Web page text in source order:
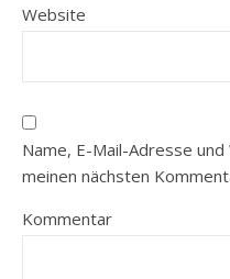
Website
Name, E-Mail-Adresse
meinen nächsten
Kommentar